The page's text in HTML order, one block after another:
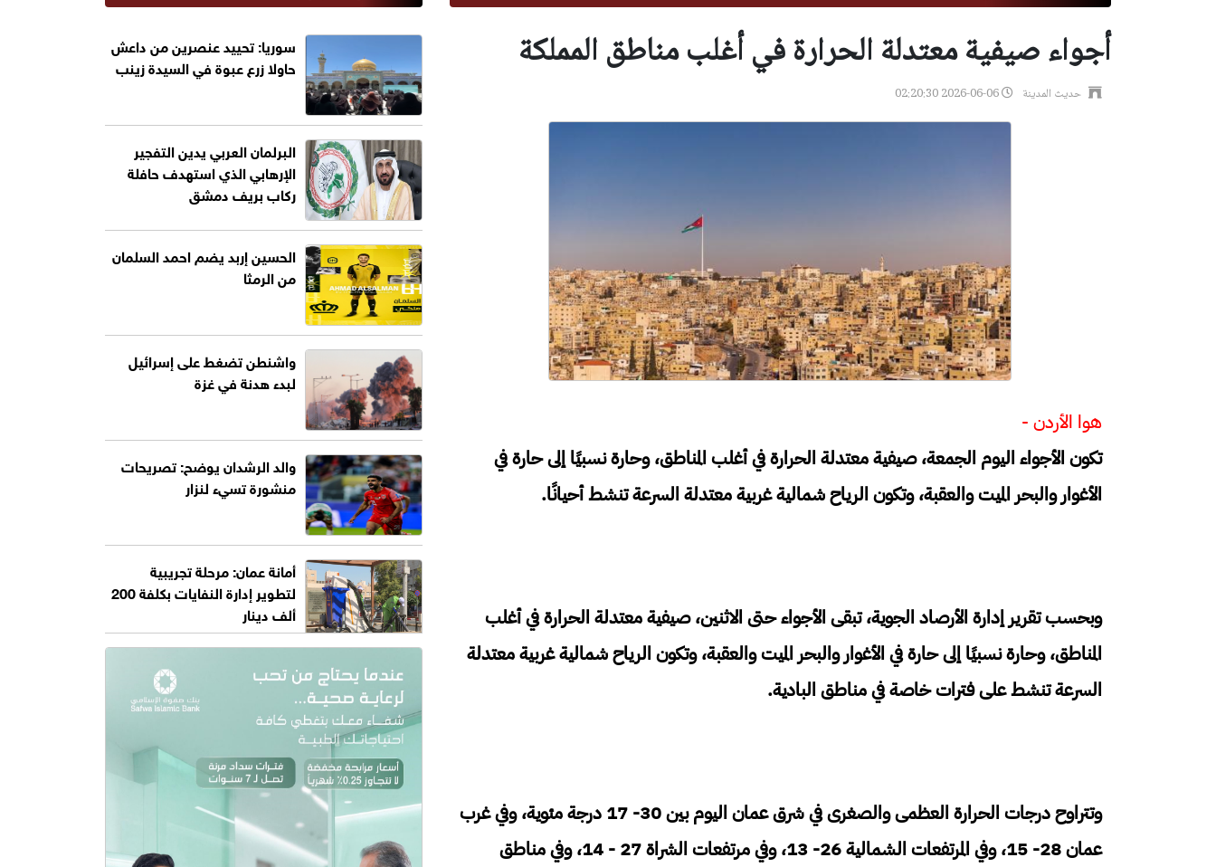
أجواء صيفية معتدلة الحرارة في أغلب مناطق المملكة
حديث المدينة 2026-06-06 02:20:30
هوا الأردن -
تكون الأجواء اليوم الجمعة، صيفية معتدلة الحرارة في أغلب المناطق، وحارة نسبيًا إلى حارة في
الأغوار والبحر الميت والعقبة، وتكون الرياح شمالية غربية معتدلة السرعة تنشط أحيانًا.
وبحسب تقرير إدارة الأرصاد الجوية، تبقى الأجواء حتى الاثنين، صيفية معتدلة الحرارة في أغلب
المناطق، وحارة نسبيًا إلى حارة في الأغوار والبحر الميت والعقبة، وتكون الرياح شمالية غربية معتدلة
السرعة تنشط على فترات خاصة في مناطق البادية.
وتتراوح درجات الحرارة العظمى والصغرى في شرق عمان اليوم بين 30- 17 درجة مئوية، وفي غرب
عمان 28- 15، وفي المرتفعات الشمالية 26- 13، وفي مرتفعات الشراة 27 - 14، وفي مناطق
سوريا: تحييد عنصرين من داعش
حاولا زرع عبوة في السيدة زينب
البرلمان العربي يدين التفجير
الإرهابي الذي استهدف حافلة
ركاب بريف دمشق
الحسين إربد يضم احمد السلمان
من الرمثا
واشنطن تضغط على إسرائيل
لبدء هدنة في غزة
والد الرشدان يوضح: تصريحات
منشورة تسيء لنزار
أمانة عمان: مرحلة تجريبية
لتطوير إدارة النفايات بكلفة 200
ألف دينار